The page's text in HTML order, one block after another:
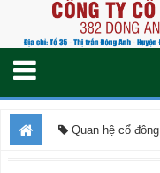
Quan hệ cổ đông